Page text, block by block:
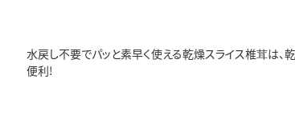
水戻し不要でパッと素早く使える乾燥スライス椎茸は
便利!